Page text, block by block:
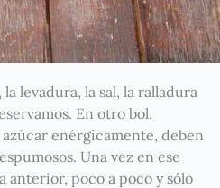
levadura, la sal, la ralladura
En otro bol,
enérgicamente, deben
Una vez en ese
anterior, poco a poco y sólo